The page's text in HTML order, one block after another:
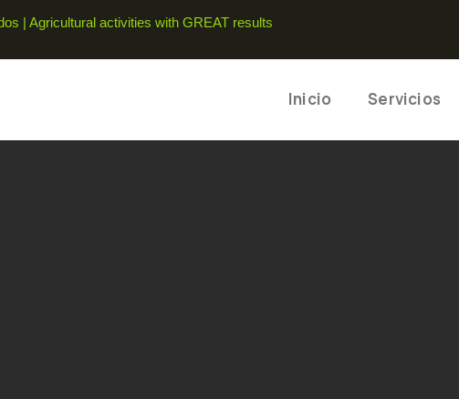
| Agricultural activities with GREAT results
Inicio Servicios